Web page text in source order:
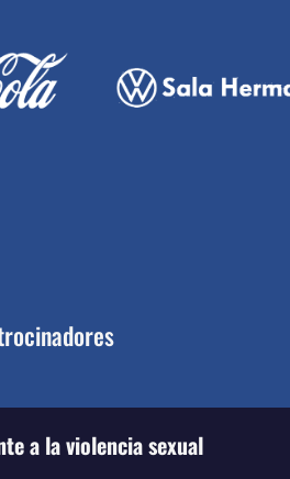
a la violencia sexual